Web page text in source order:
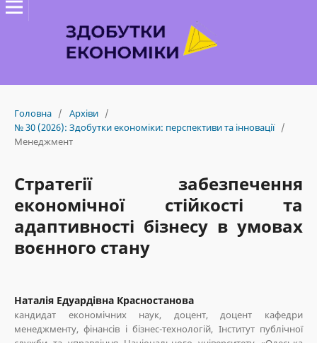
Головна / Архіви /
№ 30 (2026): Здобутки економіки: перспективи та інновації /
Менеджмент
Стратегії забезпечення
економічної стійкості та
адаптивності бізнесу в умовах
воєнного стану
Наталія Едуардівна Красностанова
кандидат економічних наук, доцент, доцент кафедри
менеджменту, фінансів і бізнес-технологій, Інститут публічної